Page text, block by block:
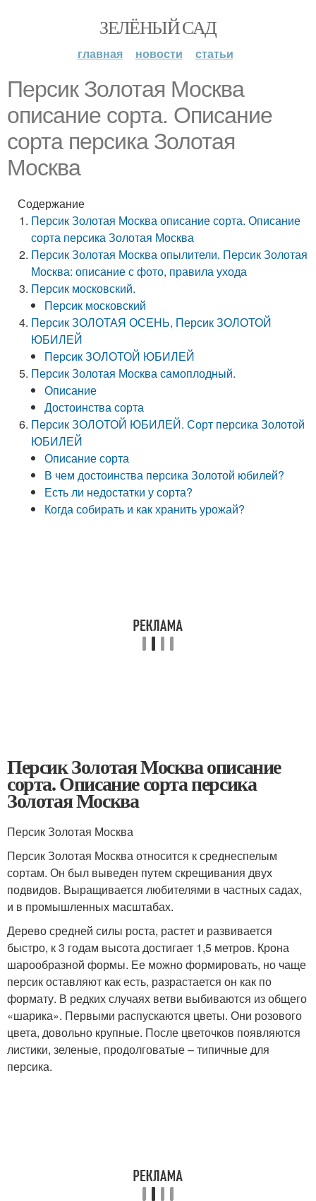
ЗЕЛЁНЫЙ САД
главная новости статьи
Персик Золотая Москва
описание сорта. Описание
сорта персика Золотая
Москва
Содержание
Персик Золотая Москва описание сорта. Описание
сорта персика Золотая Москва
Персик Золотая Москва опылители. Персик Золотая
Москва: описание с фото, правила ухода
Персик московский.
Персик московский
Персик ЗОЛОТАЯ ОСЕНЬ, Персик ЗОЛОТОЙ
ЮБИЛЕЙ
Персик ЗОЛОТОЙ ЮБИЛЕЙ
Персик Золотая Москва самоплодный.
Описание
Достоинства сорта
Персик ЗОЛОТОЙ ЮБИЛЕЙ. Сорт персика Золотой
ЮБИЛЕЙ
Описание сорта
В чем достоинства персика Золотой юбилей?
Есть ли недостатки у сорта?
Когда собирать и как хранить урожай?
Персик Золотая Москва описание
сорта. Описание сорта персика
Золотая Москва
Персик Золотая Москва
Персик Золотая Москва относится к среднеспелым
сортам. Он был выведен путем скрещивания двух
подвидов. Выращивается любителями в частных садах,
и в промышленных масштабах.
Дерево средней силы роста, растет и развивается
быстро, к 3 годам высота достигает 1,5 метров. Крона
шарообразной формы. Ее можно формировать, но чаще
персик оставляют как есть, разрастается он как по
формату. В редких случаях ветви выбиваются из общего
«шарика». Первыми распускаются цветы. Они розового
цвета, довольно крупные. После цветочков появляются
листики, зеленые, продолговатые – типичные для
персика.